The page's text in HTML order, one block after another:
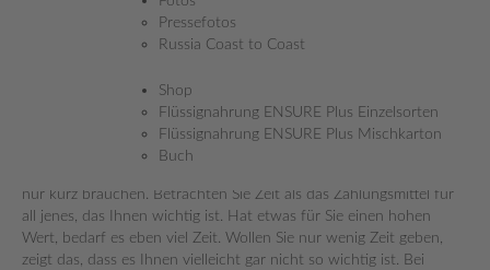
Pressefotos
Russia Coast to Coast
Shop
Flüssignahrung ENSURE Plus Einzelsorten
Flüssignahrung ENSURE Plus Mischkarton
Buch
das Gefühl aus, immer mehr tun zu müssen. Vertrauen Sie darauf,
dass die Pflanze wächst, auch wenn Sie das mit bloßem Auge nicht
haben zu wollen, ist einerseits ein tolles Gefühl, das Kraft und
Energie gibt. Andererseits kann genau das zu unüberlegten
Schnellschüssen führen, die Ihnen und Ihrem Vorhaben nur
schaden. Wenn Ihnen etwas wirklich wichtig ist, muss es nicht
nur kurz brauchen. Betrachten Sie Zeit als das Zahlungsmittel für
all jenes, das Ihnen wichtig ist. Hat etwas für Sie einen hohen
Wert, bedarf es eben viel Zeit. Wollen Sie nur wenig Zeit geben,
zeigt das, dass es Ihnen vielleicht gar nicht so wichtig ist. Bei